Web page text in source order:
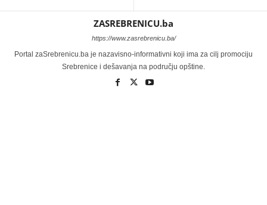
ZASREBRENICU.ba
https://www.zasrebrenicu.ba/
Portal zaSrebrenicu.ba je nazavisno-informativni koji ima za cilj promociju
Srebrenice i dešavanja na području opštine.